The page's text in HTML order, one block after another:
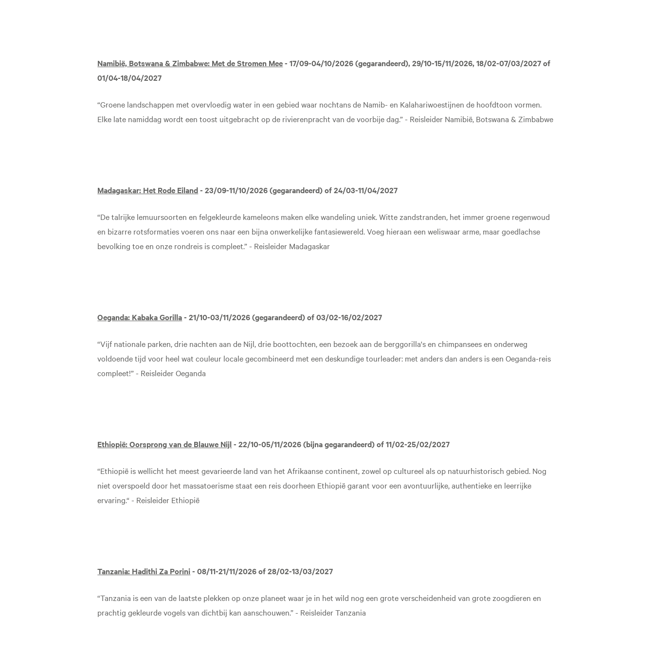
Namibië, Botswana & Zimbabwe: Met de Stromen Mee- 17/09-04/10/2026 (gegarandeerd), 29/10-15/11/2026, 18/02-07/03/2027 of
01/04-18/04/2027
“Groene landschappen met overvloedig water in een gebied waar nochtans de Namib- en Kalahariwoestijnen de hoofdtoon vormen.
Elke late namiddag wordt een toost uitgebracht op de rivierenpracht van de voorbije dag.” - Reisleider Namibië, Botswana & Zimbabwe
Madagaskar: Het Rode Eiland- 23/09-11/10/2026 (gegarandeerd) of 24/03-11/04/2027
“De talrijke lemuursoorten en felgekleurde kameleons maken elke wandeling uniek. Witte zandstranden, het immer groene regenwoud
en bizarre rotsformaties voeren ons naar een bijna onwerkelijke fantasiewereld. Voeg hieraan een weliswaar arme, maar goedlachse
bevolking toe en onze rondreis is compleet.” - Reisleider Madagaskar
Oeganda: Kabaka Gorilla- 21/10-03/11/2026 (gegarandeerd) of 03/02-16/02/2027
“Vijf nationale parken, drie nachten aan de Nijl, drie boottochten, een bezoek aan de berggorilla's en chimpansees en onderweg
voldoende tijd voor heel wat couleur locale gecombineerd met een deskundige tourleader: met anders dan anders is een Oeganda-reis
compleet!” - Reisleider Oeganda
Ethiopië: Oorsprong van de Blauwe Nijl- 22/10-05/11/2026 (bijna gegarandeerd) of 11/02-25/02/2027
“Ethiopië is wellicht het meest gevarieerde land van het Afrikaanse continent, zowel op cultureel als op natuurhistorisch gebied. Nog
niet overspoeld door het massatoerisme staat een reis doorheen Ethiopië garant voor een avontuurlijke, authentieke en leerrijke
ervaring.“ - Reisleider Ethiopië
Tanzania: Hadithi Za Porini-08/11-21/11/2026 of 28/02-13/03/2027
“Tanzania is een van de laatste plekken op onze planeet waar je in het wild nog een grote verscheidenheid van grote zoogdieren en
prachtig gekleurde vogels van dichtbij kan aanschouwen.” - Reisleider Tanzania